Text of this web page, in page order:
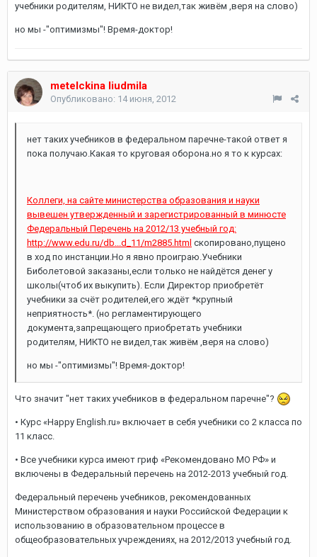
учебники родителям, НИКТО не видел,так живём ,веря на слово)
но мы -"оптимизмы"! Время-доктор!
metelckina liudmila
Опубликовано: 14 июня, 2012
нет таких учебников в федеральном паречне-такой ответ я
пока получаю.Какая то круговая оборона.но я то к курсах:
Коллеги, на сайте министерства образования и науки
вывешен утвержденный и зарегистрированный в минюсте
Федеральный Перечень на 2012/13 учебный год:
http://www.edu.ru/db...d_11/m2885.html скопировано,пущено
в ход по инстанции.Но я явно проиграю.Учебники
Биболетовой заказаны,если только не найдётся денег у
школы(чтоб их выкупить). Если Директор приобретёт
учебники за счёт родителей,его ждёт *крупный
неприятность*. (но регламентирующего
документа,запрещающего приобретать учебники
родителям, НИКТО не видел,так живём ,веря на слово)
но мы -"оптимизмы"! Время-доктор!
Что значит "нет таких учебников в федеральном паречне"?
• Курс «Happy English.ru» включает в себя учебники со 2 класса по
11 класс.
• Все учебники курса имеют гриф «Рекомендовано МО РФ» и
включены в Федеральный перечень на 2012-2013 учебный год.
Федеральный перечень учебников, рекомендованных
Министерством образования и науки Российской Федерации к
использованию в образовательном процессе в
общеобразовательных учреждениях, на 2012/2013 учебный год.